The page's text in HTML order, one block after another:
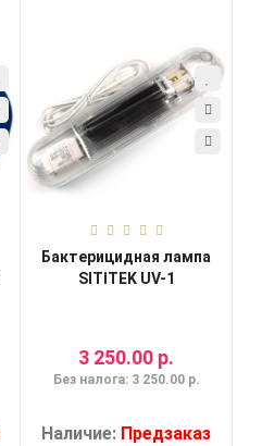
Бактерицидная лампа
SITITEK UV-1
3 250.00 р.
Без налога: 3 250.00 р.
Наличие: Предзаказ